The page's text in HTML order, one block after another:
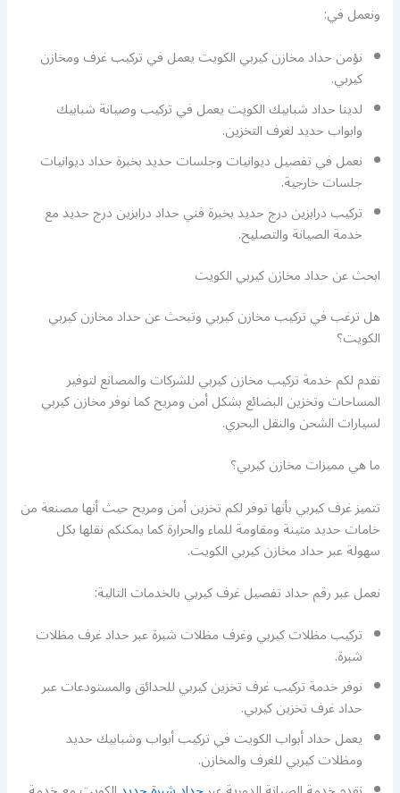
ونعمل في:
نؤمن حداد مخازن كيربي الكويت يعمل في تركيب غرف ومخازن
كيربي.
لدينا حداد شبابيك الكويت يعمل في تركيب وصيانة شبابيك
وابواب حديد لغرف التخزين.
نعمل في تفصيل ديوانيات وجلسات حديد بخبرة حداد ديوانيات
جلسات خارجية.
تركيب درابزين درج حديد بخبرة فني حداد درابزين درج حديد مع
خدمة الصيانة والتصليح.
ابحث عن حداد مخازن كيربي الكويت
هل ترغب في تركيب مخازن كيربي وتبحث عن حداد مخازن كيربي
الكويت؟
نقدم لكم خدمة تركيب مخازن كيربي للشركات والمصانع لتوفير
المساحات وتخزين البضائع بشكل أمن ومريح كما نوفر مخازن كيربي
لسيارات الشحن والنقل البحري.
ما هي مميزات مخازن كيربي؟
تتميز غرف كيربي بأنها توفر لكم تخزين أمن ومريح حيث أنها مصنعة من
خامات حديد متينة ومقاومة للماء والحرارة كما يمكنكم نقلها بكل
سهولة عبر حداد مخازن كيربي الكويت.
نعمل عبر رقم حداد تفصيل غرف كيربي بالخدمات التالية:
تركيب مظلات كيربي وغرف مظلات شبرة عبر حداد غرف مظلات
شبرة.
نوفر خدمة تركيب غرف تخزين كيربي للحدائق والمستودعات عبر
حداد غرف تخزين كيربي.
يعمل حداد أبواب الكويت في تركيب أبواب وشبابيك حديد
ومظلات كيربي للغرف والمخازن.